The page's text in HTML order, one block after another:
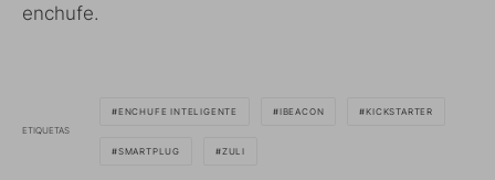
enchufe.
ETIQUETAS
ENCHUFE INTELIGENTE IBEACON KICKSTARTER
SMARTPLUG ZULI